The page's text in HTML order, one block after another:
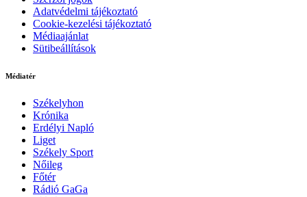
Adatvédelmi tájékoztató
Cookie-kezelési tájékoztató
Médiaajánlat
Sütibeállítások
Médiatér
Székelyhon
Krónika
Erdélyi Napló
Liget
Székely Sport
Nőileg
Főtér
Rádió GaGa